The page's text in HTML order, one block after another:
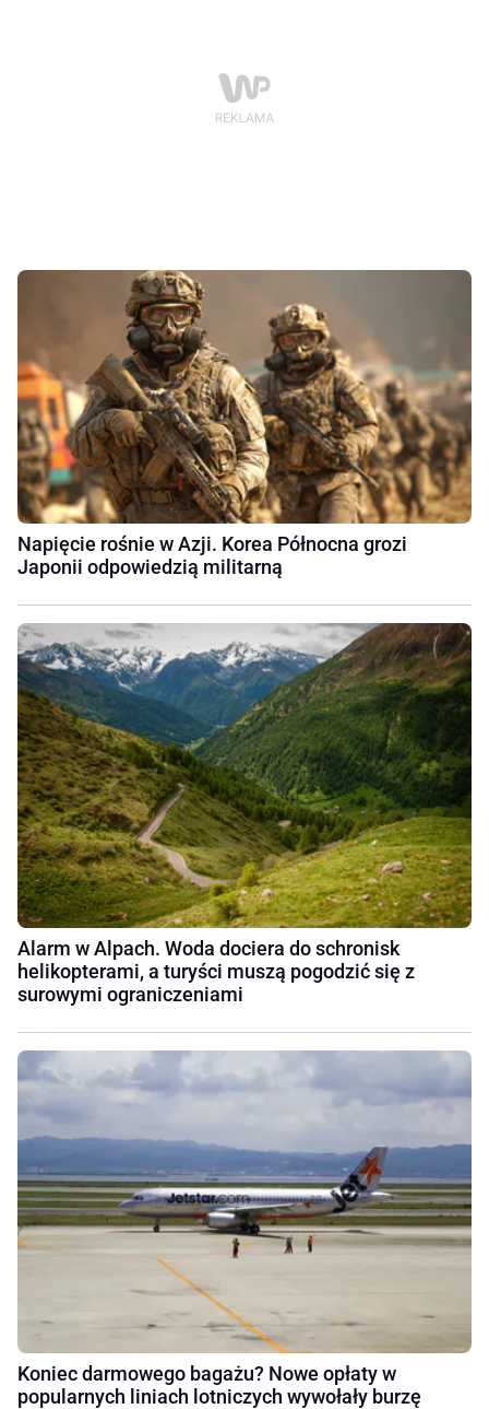
Napięcie rośnie w Azji. Korea Północna grozi
Japonii odpowiedzią militarną
Alarm w Alpach. Woda dociera do schronisk
helikopterami, a turyści muszą pogodzić się z
surowymi ograniczeniami
Koniec darmowego bagażu? Nowe opłaty w
popularnych liniach lotniczych wywołały burzę